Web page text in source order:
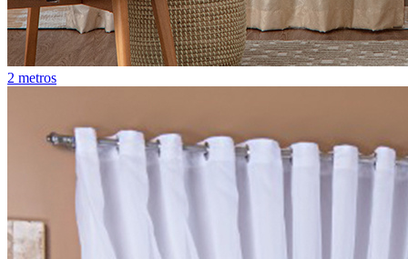
2 metros